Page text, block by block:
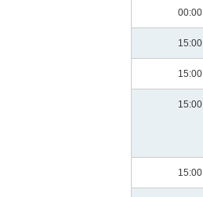
00:00
15:00
15:00
15:00
15:00